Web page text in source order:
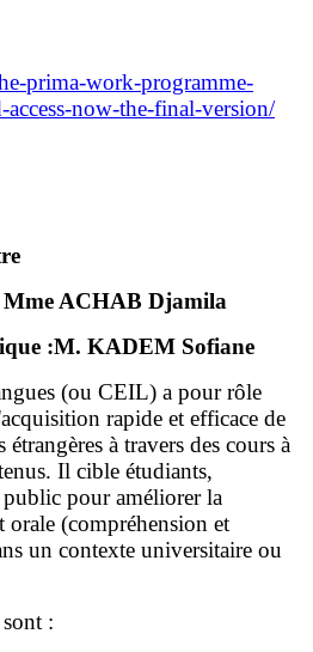
prima-work-programme-
access-now-the-final-version/
ACHAB Djamila
:M. KADEM Sofiane
(ou CEIL) a pour rôle
rapide et efficace de
étrangères à travers des cours à
Il cible étudiants,
pour améliorer la
(compréhension et
un contexte universitaire ou
: